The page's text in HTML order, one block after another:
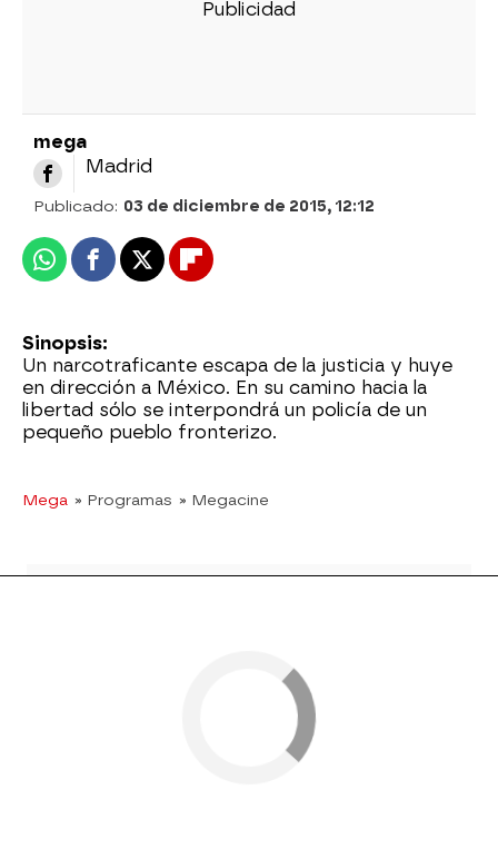
mega
Madrid
Publicado: 03 de diciembre de 2015, 12:12
WhatsappFacebook
X Flipboard
Sinopsis:
Un narcotraficante escapa de la justicia y huye
en dirección a México. En su camino hacia la
libertad sólo se interpondrá un policía de un
pequeño pueblo fronterizo.
Mega » Programas » Megacine